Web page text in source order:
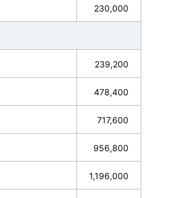
230,000
239,200
478,400
717,600
956,800
1,196,000